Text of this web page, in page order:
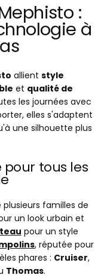
:
à
allient style
et qualité de
les journées avec
elles s'adaptent
une silhouette plus
tous les
familles de
un look urbain et
pour un style
, réputée pour
phares : Cruiser,
Thomas.